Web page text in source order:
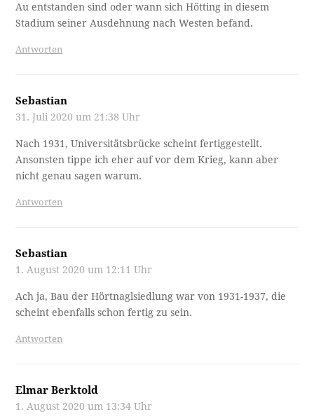
Au entstanden sind oder wann sich Hötting in diesem
Stadium seiner Ausdehnung nach Westen befand.
Antworten
Sebastian
31. Juli 2020 um 21:38 Uhr
Nach 1931, Universitätsbrücke scheint fertiggestellt.
Ansonsten tippe ich eher auf vor dem Krieg, kann aber
nicht genau sagen warum.
Antworten
Sebastian
1. August 2020 um 12:11 Uhr
Ach ja, Bau der Hörtnaglsiedlung war von 1931-1937, die
scheint ebenfalls schon fertig zu sein.
Antworten
Elmar Berktold
1. August 2020 um 13:34 Uhr